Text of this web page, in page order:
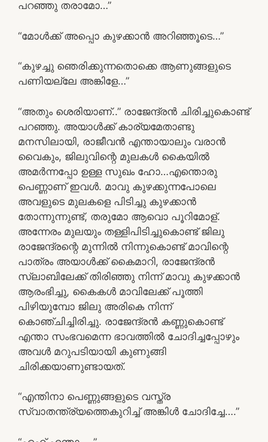
പറഞ്ഞു തരാമോ…”
“മോൾക്ക് അപ്പൊ കുഴക്കാൻ അറിഞ്ഞൂടെ…”
“കുഴച്ചു ഞെരിക്കുന്നതൊക്കെ ആണുങ്ങളുടെ
പണിയല്ലേ അങ്കിളേ…”
“അതും ശെരിയാണ്..” രാജേന്ദ്രൻ ചിരിച്ചുകൊണ്ട്
പറഞ്ഞു. അയാൾക്ക് കാര്യമേതാണ്ടു
മനസിലായി, രാജീവൻ എന്തായാലും വരാൻ
വൈകും, ജിലുവിന്റെ മുലകൾ കൈയിൽ
അമർന്നപ്പോ ഉള്ള സുഖം ഹോ…എന്തൊരു
പെണ്ണാണ് ഇവൾ. മാവു കുഴക്കുന്നപോലെ
അവളുടെ മുലകളെ പിടിച്ചു കുഴക്കാൻ
തോന്നുന്നുണ്ട്, തരുമോ ആവൊ പൂറിമോള്.
അന്നേരം മുലയും തള്ളിപിടിച്ചുകൊണ്ട് ജിലു
രാജേന്ദ്രന്റെ മുന്നിൽ നിന്നുകൊണ്ട് മാവിന്റെ
പാത്രം അയാൾക്ക് കൈമാറി, രാജേന്ദ്രൻ
സ്ലാബിലേക്ക് തിരിഞ്ഞു നിന്ന് മാവു കുഴക്കാൻ
ആരംഭിച്ചു, കൈകൾ മാവിലേക്ക് പൂത്തി
പിഴിയുമ്പോ ജിലു അരികെ നിന്ന്
കൊഞ്ചിച്ചിരിച്ചു. രാജേന്ദ്രൻ കണ്ണുകൊണ്ട്
എന്താ സംഭവമെന്ന ഭാവത്തിൽ ചോദിച്ചപ്പോഴും
അവൾ മറുപടിയായി കുണുങ്ങി
ചിരിക്കയാണുണ്ടായത്.
“എന്തിനാ പെണ്ണുങ്ങളുടെ വസ്ത്ര
സ്വാതന്ത്ര്യത്തെകുറിച്ച് അങ്കിൾ ചോദിച്ചേ….”